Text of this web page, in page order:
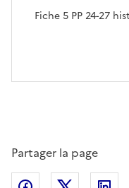
Fiche 5 PP 24-27
Partager la page